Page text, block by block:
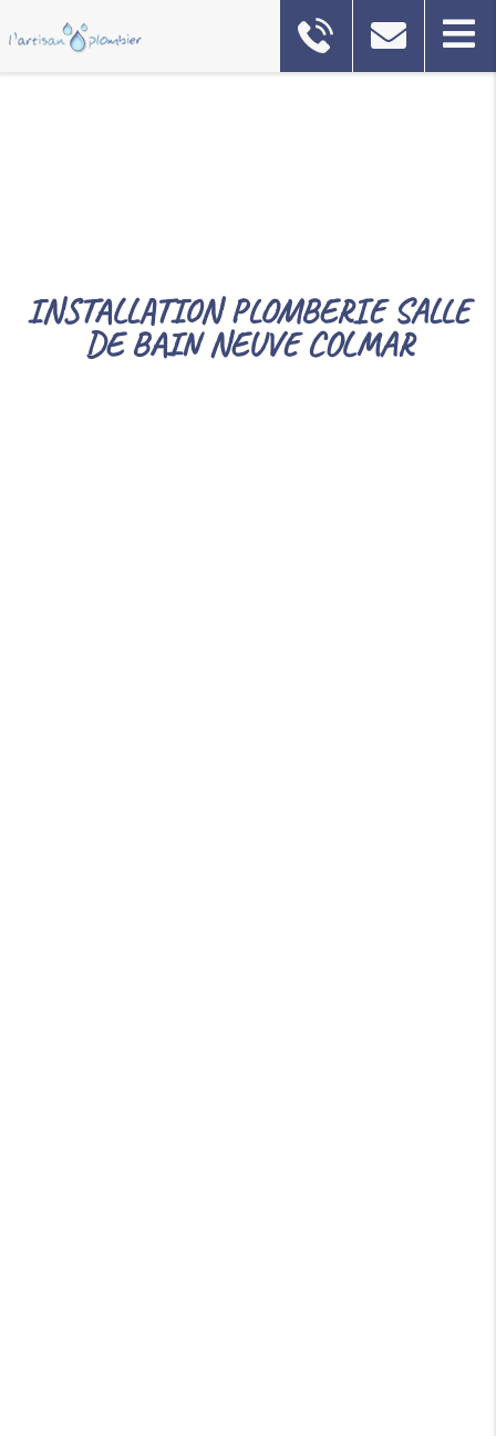
INSTALLATION PLOMBERIE SALLE
DE BAIN NEUVE COLMAR